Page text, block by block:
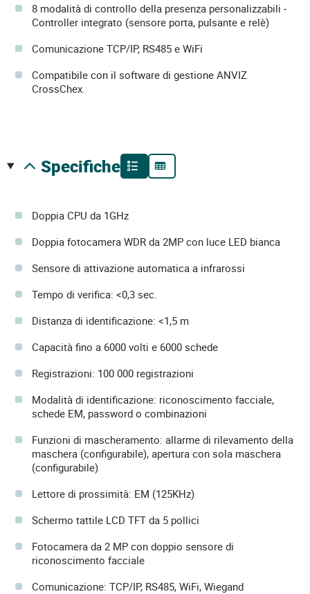
8 modalità di controllo della presenza personalizzabili -
Controller integrato (sensore porta, pulsante e relè)
Comunicazione TCP/IP, RS485 e WiFi
Compatibile con il software di gestione ANVIZ
CrossChex.
specifiche
Doppia CPU da 1GHz
Doppia fotocamera WDR da 2MP con luce LED bianca
Sensore di attivazione automatica a infrarossi
Tempo di verifica: <0,3 sec.
Distanza di identificazione: <1,5 m
Capacità fino a 6000 volti e 6000 schede
Registrazioni: 100 000 registrazioni
Modalità di identificazione: riconoscimento facciale,
schede EM, password o combinazioni
Funzioni di mascheramento: allarme di rilevamento della
maschera (configurabile), apertura con sola maschera
(configurabile)
Lettore di prossimità: EM (125KHz)
Schermo tattile LCD TFT da 5 pollici
Fotocamera da 2 MP con doppio sensore di
riconoscimento facciale
Comunicazione: TCP/IP, RS485, WiFi, Wiegand